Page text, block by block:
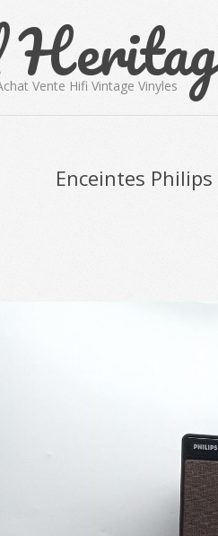
Vente Hifi Vintage Vinyles
Enceintes